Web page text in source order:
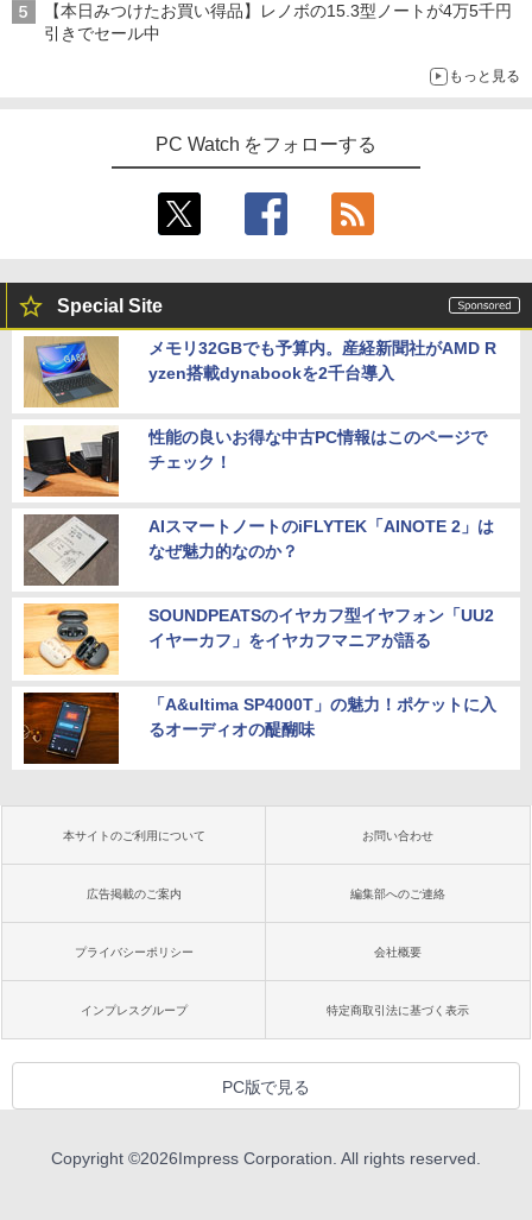
ンチ 液晶+新品キーボード＆新品無線マ
付き Windows11 メモリ8GB/16GB SSD
256GB/512GB ハイブリッド Wi-Fi DVD
5
【正規永久版Office付き】NiPoGi ミニp
c Intel N5030 最大3.1Hz mini pc Windo
ws11 Pro 12GB+256GB SSD (4TB拡大
可能) 4K 静音 高速熱放散 小型超軽量ミ
2 省電力 小型パソコン
レイ 21.5/23.8/27型 1920×1080/アナロ
辺フレームレス
VA249QGZ [23.8インチ]【PCモニター・
液晶ディスプレイ】【送料無料】
￥13,200
代は神様から与えられた特別な時間 （幻
￥1,034
【本日みつけたお買い得品】レノボの15.3型ノートが4万5千円
引きでセール中
もっと見る
PC Watch をフォローする
Special Site
メモリ32GBでも予算内。産経新聞社がAMD R
yzen搭載dynabookを2千台導入
性能の良いお得な中古PC情報はこのページで
チェック！
AIスマートノートのiFLYTEK「AINOTE 2」は
なぜ魅力的なのか？
SOUNDPEATSのイヤカフ型イヤフォン「UU2
イヤーカフ」をイヤカフマニアが語る
「A&ultima SP4000T」の魅力！ポケットに入
るオーディオの醍醐味
本サイトのご利用について お問い合わせ
広告掲載のご案内 編集部へのご連絡
プライバシーポリシー 会社概要
インプレスグループ 特定商取引法に基づく表示
PC版で見る
Copyright ©2026Impress Corporation. All rights reserved.